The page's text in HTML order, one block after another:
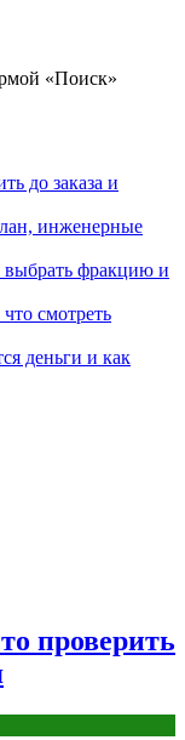
«Поиск»
до заказа и
инженерные
выбрать фракцию и
смотреть
деньги и как
проверить